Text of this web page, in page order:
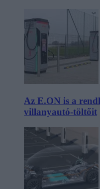
Az E.ON is a
villanyautó-töltőit